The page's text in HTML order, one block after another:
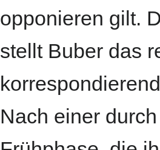
opponieren gilt.
stellt Buber das
Nach einer